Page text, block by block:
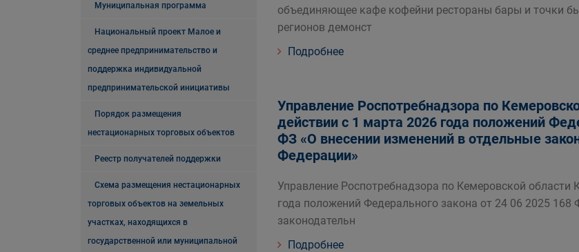
Муниципальная программа
Национальный проект Малое и
среднее предпринимательство и
поддержка индивидуальной
предпринимательской инициативы
Порядок размещения
нестационарных торговых объектов
Реестр получателей поддержки
Схема размещения нестационарных
торговых объектов на земельных
участках, находящихся в
государственной или муниципальной
объединяющее кафе кофейни рестораны бары и точки
регионов демонст
Подробнее
Управление Роспотребнадзора по
действии с 1 марта 2026 года положений
ФЗ «О внесении изменений в отдельные
Федерации»
Управление Роспотребнадзора по Кемеровской области
года положений Федерального закона от 24 06 2025
законодательн
Подробнее